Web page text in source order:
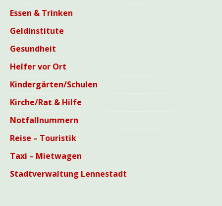
Essen & Trinken
Geldinstitute
Gesundheit
Helfer vor Ort
Kindergärten/Schulen
Kirche/Rat & Hilfe
Notfallnummern
Reise – Touristik
Taxi – Mietwagen
Stadtverwaltung Lennestadt